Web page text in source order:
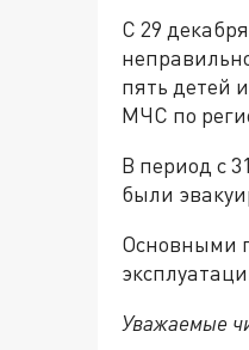
С 29
пять детей
МЧС по
В период с
были
Основными
Уважаемые